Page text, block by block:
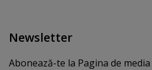
Newsletter
Abonează-te la Pagina de media